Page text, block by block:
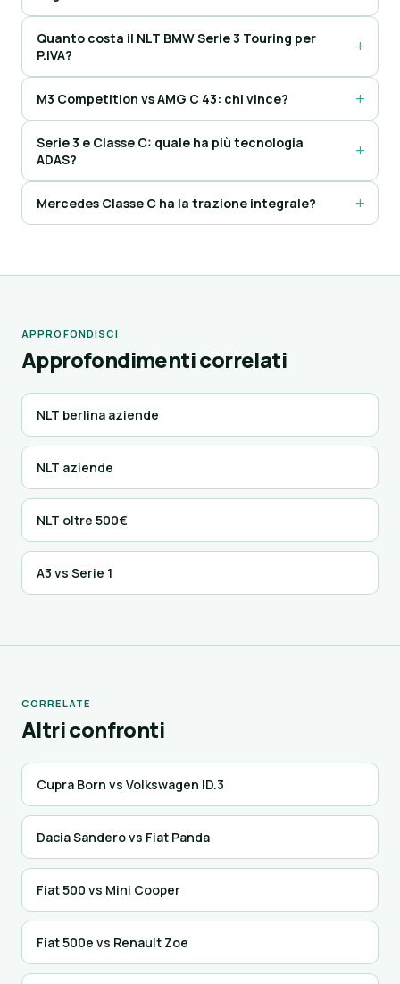
Quanto costa il NLT BMW Serie 3 Touring per
P.IVA?
M3 Competition vs AMG C 43: chi vince?
Serie 3 e Classe C: quale ha più tecnologia
ADAS?
Mercedes Classe C ha la trazione integrale?
APPROFONDISCI
Approfondimenti correlati
NLT berlina aziende
NLT aziende
NLT oltre 500€
A3 vs Serie 1
CORRELATE
Altri confronti
Cupra Born vs Volkswagen ID.3
Dacia Sandero vs Fiat Panda
Fiat 500 vs Mini Cooper
Fiat 500e vs Renault Zoe